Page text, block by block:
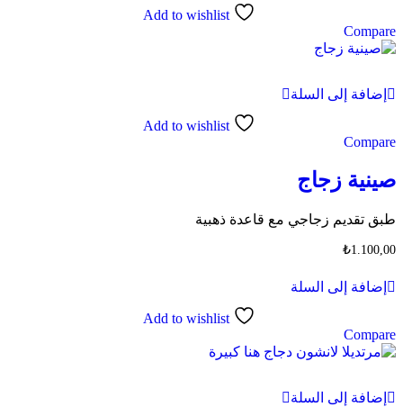
Add to wishlist
Compare
إضافة إلى السلة
Add to wishlist
Compare
صينية زجاج
طبق تقديم زجاجي مع قاعدة ذهبية
₺1.100,00
إضافة إلى السلة
Add to wishlist
Compare
إضافة إلى السلة